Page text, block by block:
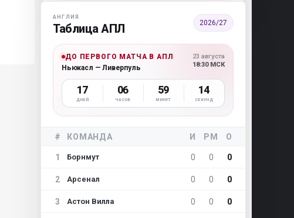
АНГЛИЯ
Таблица АПЛ 2026/27
ДО ПЕРВОГО МАТЧА В АПЛ
Ньюкасл — Ливерпуль
23 августа
18:30 МСК
17
ДНЕЙ
06
ЧАСОВ
59
МИНУТ
13
СЕКУНД
# КОМАНДА И РМ О
1 Борнмут 0 0 0
2 Арсенал 0 0 0
3 Астон Вилла 0 0 0